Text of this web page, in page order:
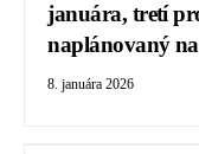
januára, tretí
naplánovaný
8. januára 2026